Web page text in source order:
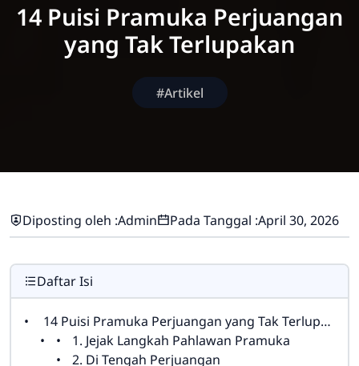
14 Puisi Pramuka Perjuangan
yang Tak Terlupakan
#Artikel
Diposting oleh :Admin Pada Tanggal :April 30, 2026
Daftar Isi
14 Puisi Pramuka Perjuangan yang Tak Terlupakan
1. Jejak Langkah Pahlawan Pramuka
2. Di Tengah Perjuangan